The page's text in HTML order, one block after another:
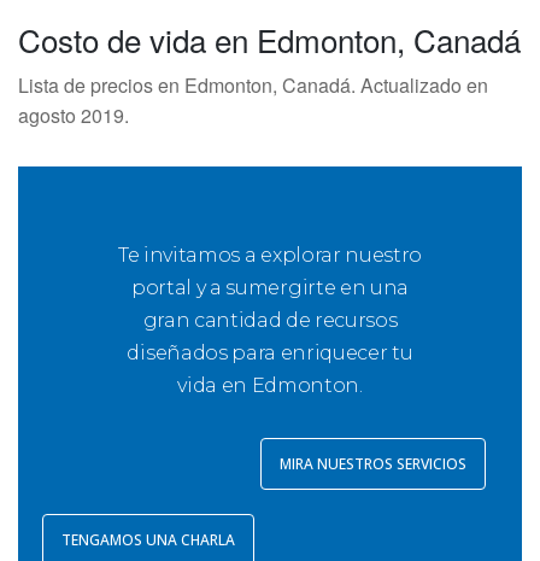
Costo de vida en Edmonton, Canadá
Lista de precios en Edmonton, Canadá. Actualizado en
agosto 2019.
Te invitamos a explorar nuestro
portal y a sumergirte en una
gran cantidad de recursos
diseñados para enriquecer tu
vida en Edmonton.
MIRA NUESTROS SERVICIOS
TENGAMOS UNA CHARLA